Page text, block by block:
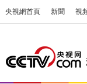
央視網首頁 新聞 視